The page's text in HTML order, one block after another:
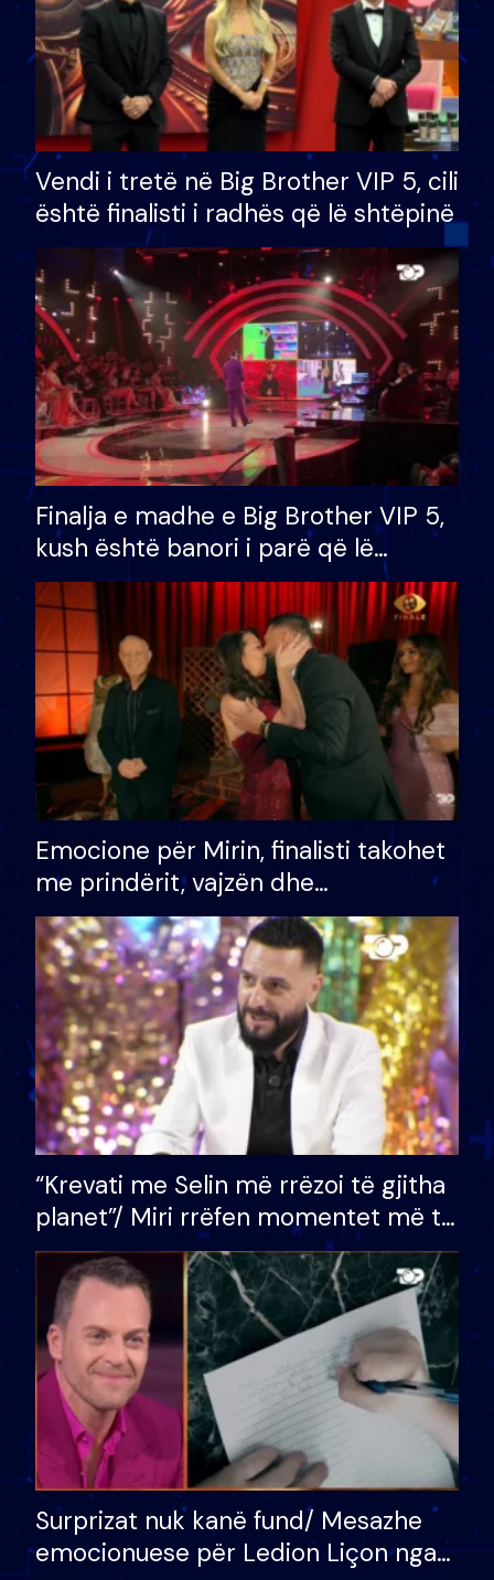
Vendi i tretë në Big Brother VIP 5, cili
është finalisti i radhës që lë shtëpinë
Finalja e madhe e Big Brother VIP 5,
kush është banori i parë që lë
shtëpinë dhe humb mundësinë për
të fituar çmimin e madh
Emocione për Mirin, finalisti takohet
me prindërit, vajzën dhe
bashkëshorten: S’kemi ndonjë letër
divorci apo jo?
“Krevati me Selin më rrëzoi të gjitha
planet”/ Miri rrëfen momentet më të
bukura në shtëpinë e BB VIP: Do më
mungojë zilja e mëngjesit kur…
Surprizat nuk kanë fund/ Mesazhe
emocionuese për Ledion Liçon nga